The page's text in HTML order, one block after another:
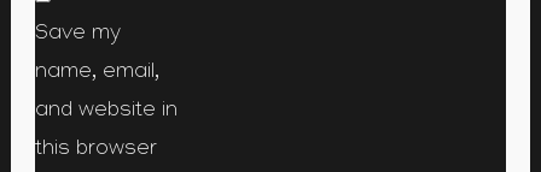
Save my
name, email,
and website in
this browser